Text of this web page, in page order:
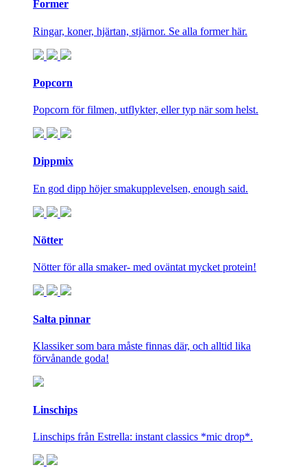
Former
Ringar, koner, hjärtan, stjärnor. Se alla former här.
Popcorn
Popcorn för filmen, utflykter, eller typ när som helst.
Dippmix
En god dipp höjer smakupplevelsen, enough said.
Nötter
Nötter för alla smaker- med oväntat mycket protein!
Salta pinnar
Klassiker som bara måste finnas där, och alltid lika
förvånande goda!
Linschips
Linschips från Estrella: instant classics *mic drop*.